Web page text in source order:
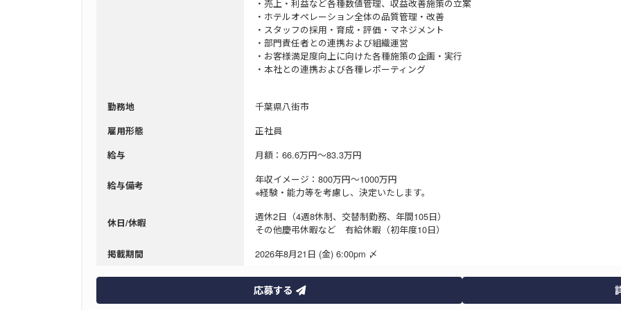
・売上・利益など各種数値管理、収益改善施策の立案
・ホテルオペレーション全体の品質管理・改善
・スタッフの採用・育成・評価・マネジメント
・部門責任者との連携および組織運営
・お客様満足度向上に向けた各種施策の企画・実行
・本社との連携および各種レポーティング
勤務地 千葉県八街市
雇用形態 正社員
給与 月額：66.6万円～83.3万円
給与備考
年収イメージ：800万円～1000万円
※経験・能力等を考慮し、決定いたします。
休日/休暇
週休2日（4週8休制、交替制勤務、年間105日）
その他慶弔休暇など 有給休暇（初年度10日）
掲載期間 2026年8月21日 (金) 6:00pm 〆
応募する